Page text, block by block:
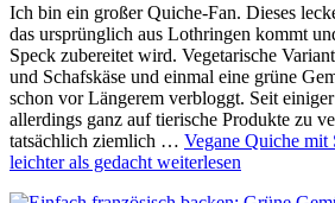
Ich bin ein großer Quiche-Fan. Dieses
das ursprünglich aus Lothringen kommt
Speck zubereitet wird. Vegetarische
und Schafskäse und einmal eine grüne
schon vor Längerem verbloggt. Seit
allerdings ganz auf tierische Produkte zu
tatsächlich ziemlich … Vegane Quiche
leichter als gedacht weiterlesen